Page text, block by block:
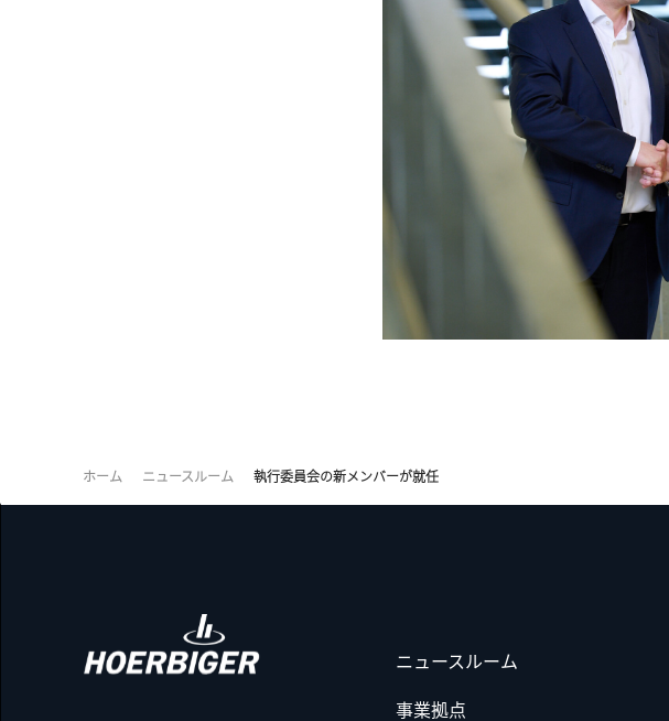
ホーム ニュースルーム 執行委員会の新メンバーが就任
ニュースルーム
事業拠点